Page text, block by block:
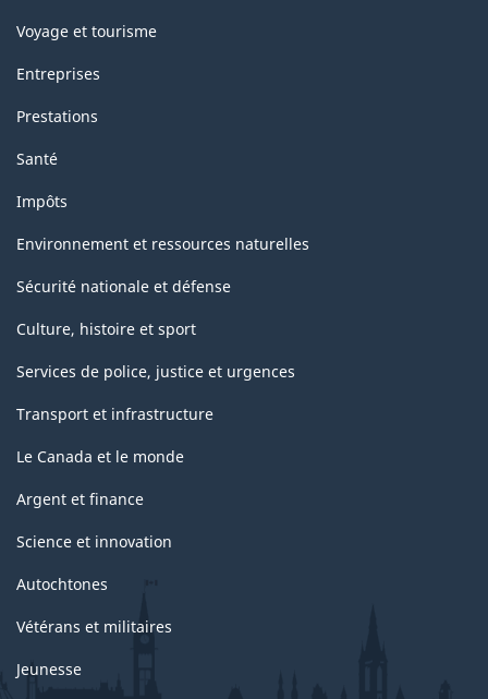
Voyage et tourisme
Entreprises
Prestations
Santé
Impôts
Environnement et ressources naturelles
Sécurité nationale et défense
Culture, histoire et sport
Services de police, justice et urgences
Transport et infrastructure
Le Canada et le monde
Argent et finance
Science et innovation
Autochtones
Vétérans et militaires
Jeunesse